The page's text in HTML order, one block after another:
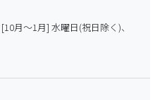
月～1月] 水曜日(祝日除く)、